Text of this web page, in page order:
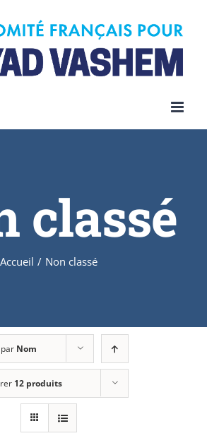
classé
Accueil / Non classé
Nom
12 produits